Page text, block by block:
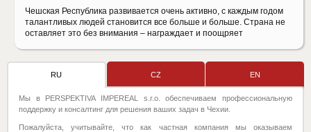
Чешская Республика развивается очень активно, с каждым годом
талантливых людей становится все больше и больше. Страна не
оставляет это без внимания – награждает и поощряет
RU CZ EN
Мы в PERSPEKTIVA IMPEREAL s.r.o. обеспечиваем профессиональную
поддержку и консалтинг для решения ваших задач в Чехии.
Пожалуйста, учитывайте, что как частная компания мы оказываем